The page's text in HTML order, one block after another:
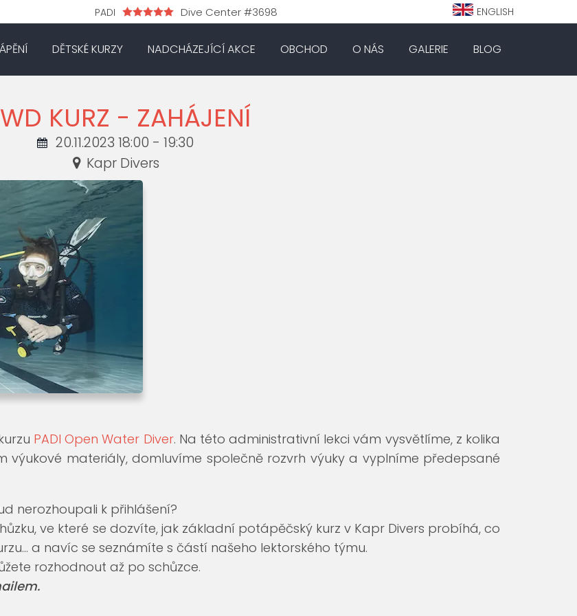
PADI Dive Center #3698 ENGLISH
DĚTSKÉ KURZY NADCHÁZEJÍCÍ AKCE OBCHOD O NÁS GALERIE BLOG
KURZ - ZAHÁJENÍ
20.11.2023 18:00 - 19:30
Kapr Divers
PADI Open Water Diver. Na této administrativní lekci vám vysvětlíme, z kolika
výukové materiály, domluvíme společně rozvrh výuky a vyplníme předepsané
nerozhoupali k přihlášení?
ve které se dozvíte, jak základní potápěčský kurz v Kapr Divers probíhá, co
a navíc se seznámíte s částí našeho lektorského týmu.
rozhodnout až po schůzce.